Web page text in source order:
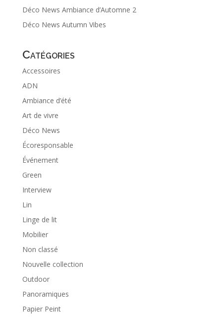
Déco News Ambiance d’Automne 2
Déco News Autumn Vibes
Catégories
Accessoires
ADN
Ambiance d’été
Art de vivre
Déco News
Écoresponsable
Événement
Green
Interview
Lin
Linge de lit
Mobilier
Non classé
Nouvelle collection
Outdoor
Panoramiques
Papier Peint